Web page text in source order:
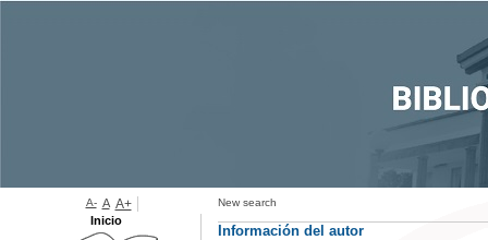
New search
Información del autor
A- A A+
Inicio